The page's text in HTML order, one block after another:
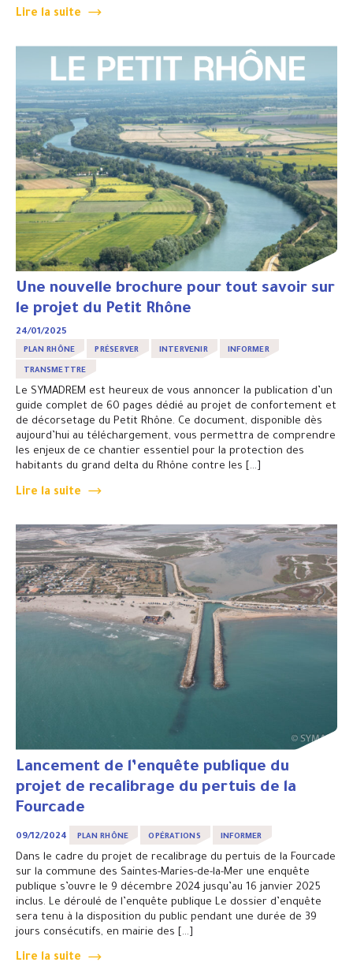
Lire la suite
Une nouvelle brochure pour tout savoir sur
le projet du Petit Rhône
24/01/2025
PLAN RHÔNE PRÉSERVER INTERVENIR INFORMER
TRANSMETTRE
Le SYMADREM est heureux de vous annoncer la publication d’un
guide complet de 60 pages dédié au projet de confortement et
de décorsetage du Petit Rhône. Ce document, disponible dès
aujourd’hui au téléchargement, vous permettra de comprendre
les enjeux de ce chantier essentiel pour la protection des
habitants du grand delta du Rhône contre les […]
Lire la suite
Lancement de l’enquête publique du
projet de recalibrage du pertuis de la
Fourcade
09/12/2024 PLAN RHÔNE OPÉRATIONS INFORMER
Dans le cadre du projet de recalibrage du pertuis de la Fourcade
sur la commune des Saintes-Maries-de-la-Mer une enquête
publique s’ouvre le 9 décembre 2024 jusqu’au 16 janvier 2025
inclus. Le déroulé de l’enquête publique Le dossier d’enquête
sera tenu à la disposition du public pendant une durée de 39
jours consécutifs, en mairie des […]
Lire la suite